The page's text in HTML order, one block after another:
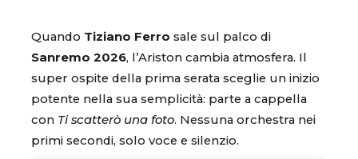
Quando Tiziano Ferro sale sul palco di
Sanremo 2026, l’Ariston cambia atmosfera. Il
super ospite della prima serata sceglie un inizio
potente nella sua semplicità: parte a cappella
con Ti scatterò una foto. Nessuna orchestra nei
primi secondi, solo voce e silenzio.